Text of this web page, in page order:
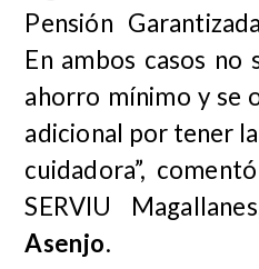
Pensión
En ambos casos no
ahorro mínimo y se
adicional por tener
cuidadora”,
SERVIU
Asenjo.